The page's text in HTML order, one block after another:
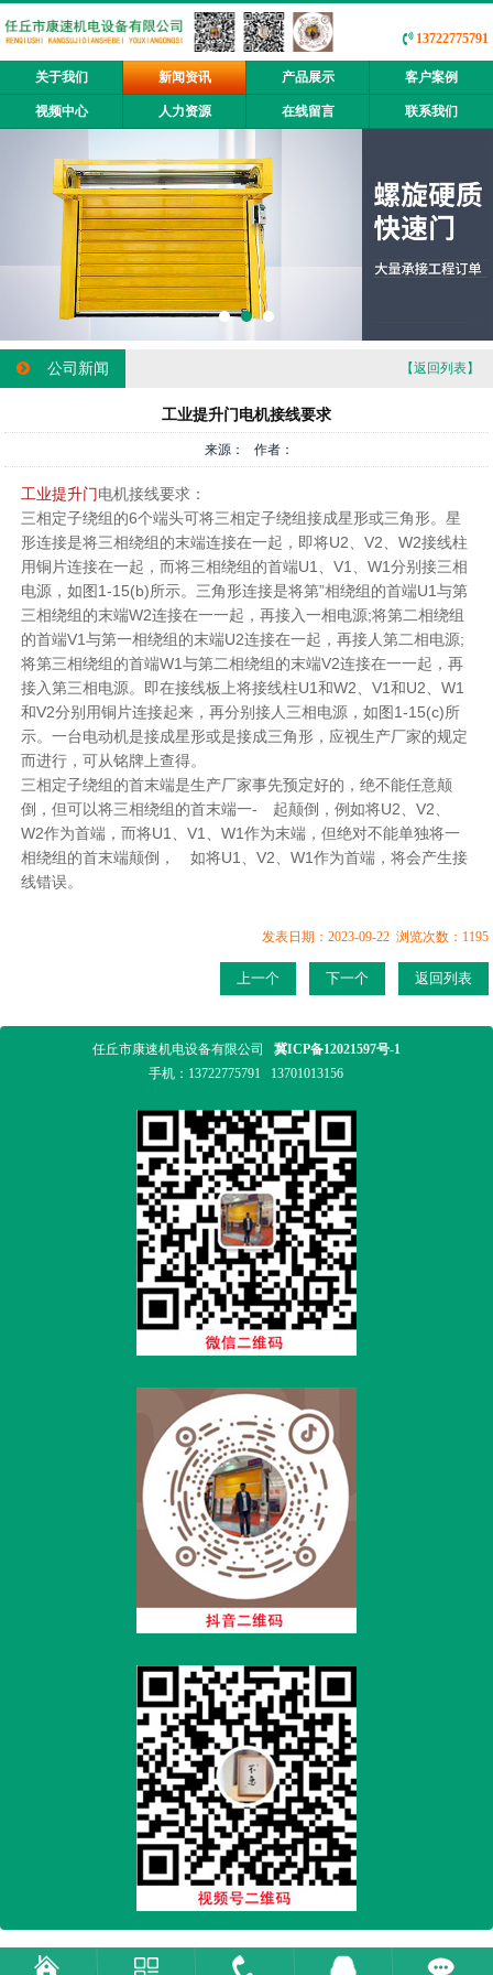
13722775791
关于我们 新闻资讯 产品展示 客户案例
视频中心 人力资源 在线留言 联系我们
公司新闻 【返回列表】
工业提升门电机接线要求
来源： 作者：
工业提升门电机接线要求：
三相定子绕组的6个端头可将三相定子绕组接成星形或三角形。星
形连接是将三相绕组的末端连接在一起，即将U2、V2、W2接线柱
用铜片连接在一起，而将三相绕组的首端U1、V1、W1分别接三相
电源，如图1-15(b)所示。三角形连接是将第”相绕组的首端U1与第
三相绕组的末端W2连接在一一起，再接入一相电源;将第二相绕组
的首端V1与第一相绕组的末端U2连接在一起，再接人第二相电源;
将第三相绕组的首端W1与第二相绕组的末端V2连接在一一起，再
接入第三相电源。即在接线板上将接线柱U1和W2、V1和U2、W1
和V2分别用铜片连接起来，再分别接人三相电源，如图1-15(c)所
示。一台电动机是接成星形或是接成三角形，应视生产厂家的规定
而进行，可从铭牌上查得。
三相定子绕组的首末端是生产厂家事先预定好的，绝不能任意颠
倒，但可以将三相绕组的首末端一- 起颠倒，例如将U2、V2、
W2作为首端，而将U1、V1、W1作为末端，但绝对不能单独将一
相绕组的首末端颠倒， 如将U1、V2、W1作为首端，将会产生接
线错误。
发表日期：2023-09-22 浏览次数：1195
上一个 下一个 返回列表
任丘市康速机电设备有限公司 冀ICP备12021597号-1
手机： 13722775791 13701013156